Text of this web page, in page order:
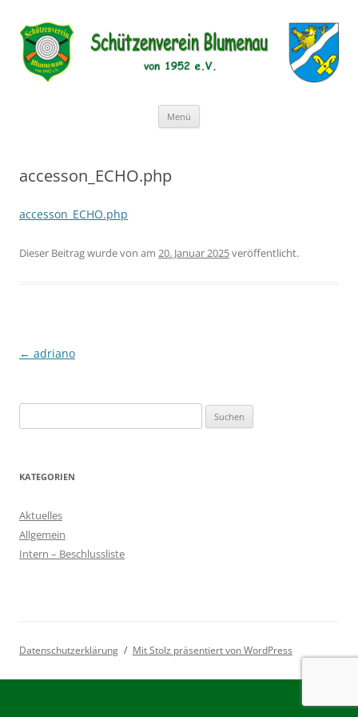
Schützenverein Blumenau von
1952 e.V.
Menü
accesson_ECHO.php
accesson_ECHO.php
Dieser Beitrag wurdevon am 20. Januar 2025veröffentlicht.
Beitragsnavigation
← adriano
nach:
KATEGORIEN
Aktuelles
Allgemein
Intern – Beschlussliste
Datenschutzerklärung Mit Stolz präsentiert von WordPress